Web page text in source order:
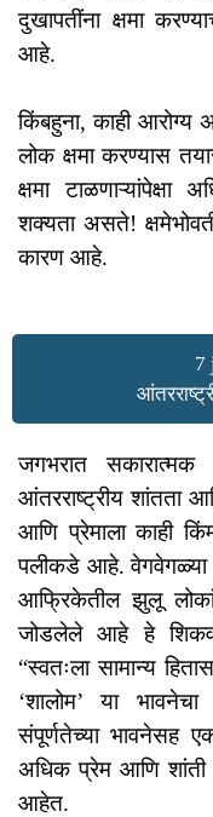
दुखापतींना क्षमा
आहे.
किंबहुना, काही
लोक क्षमा करण्यास
क्षमा
शक्यता असते!
कारण आहे.
7
जगभरात सकारात्मक
आंतरराष्ट्रीय शांतता
आणि प्रेमाला काही
पलीकडे आहे. वेगवेगळ्या
आफ्रिकेतील झुलू
जोडलेले आहे हे
“स्वतःला सामान्य
‘शालोम’ या
संपूर्णतेच्या भावनेसह
अधिक प्रेम आणि
आहेत.